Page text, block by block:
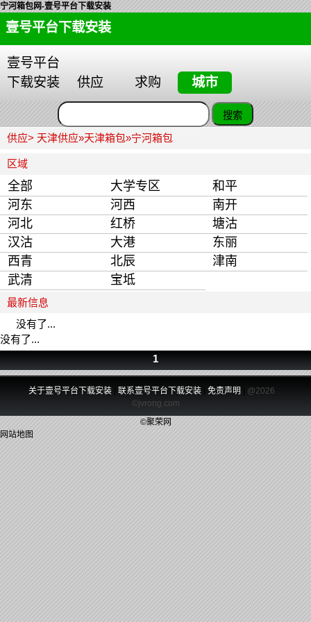
宁河箱包网-壹号平台下载安装
壹号平台下载安装
壹号平台
下载安装
供应 求购 城市
供应> 天津供应»天津箱包»宁河箱包
区域
全部 大学专区
和平
河东
河西
南开
河北
红桥
塘沽
汉沽
大港
东丽
西青
北辰
津南
武清
宝坻
最新信息
没有了...
没有了...
1
关于壹号平台下载安装 联系壹号平台下载安装| 免责声明
@2026
©jvrong.com
©聚荣网
网站地图